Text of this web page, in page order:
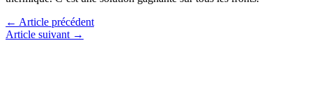
← Article précédent
Article suivant →